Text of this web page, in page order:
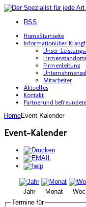
RSS
HomeStartseite
Informationüber
Unser
Firmenleitung
Mitarbeiter
Aktuelles
Kontakt
Partnerund
HomeEvent-Kalender
Event-Kalender
Jahr Monat
Termine für